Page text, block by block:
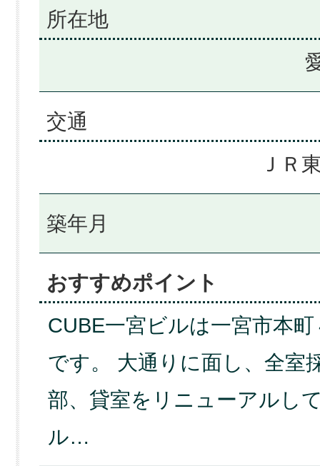
所在地
交通
ＪＲ
築年月
おすすめポイント
CUBE一宮ビルは一宮市本
です。 大通りに面し、全室
部、貸室をリニューアルし
ル…